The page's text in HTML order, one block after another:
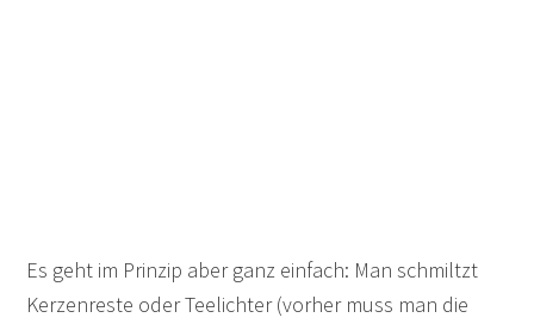
Es geht im Prinzip aber ganz einfach: Man schmiltzt
Kerzenreste oder Teelichter (vorher muss man die